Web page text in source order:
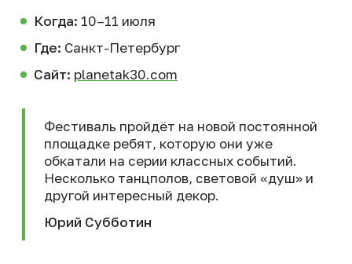
Когда: 10–11 июля
Где: Санкт-Петербург
Сайт: planetak30.com
Фестиваль пройдёт на новой постоянной
площадке ребят, которую они уже
обкатали на серии классных событий.
Несколько танцполов, световой «душ» и
другой интересный декор.
Юрий Субботин